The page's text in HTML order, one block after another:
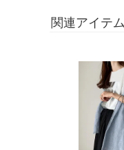
関連アイテム